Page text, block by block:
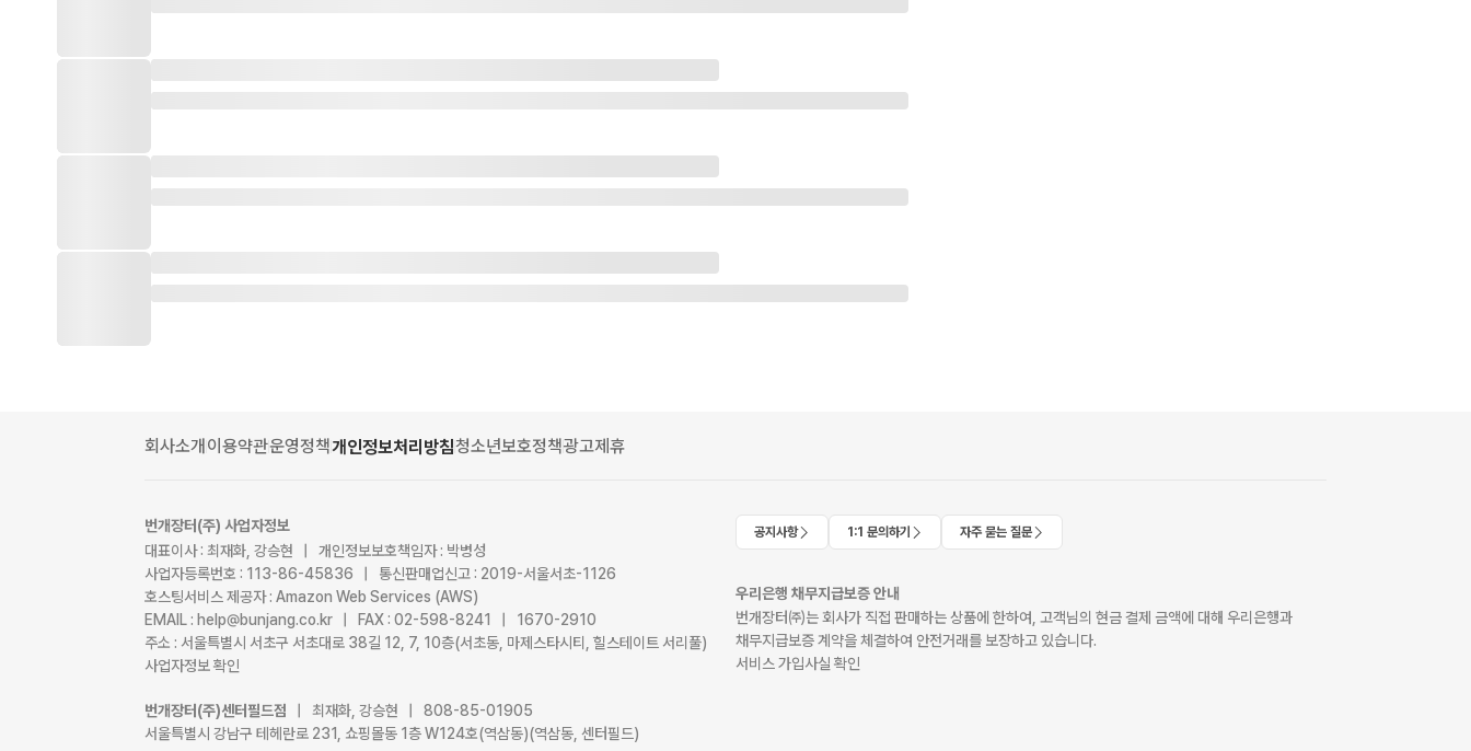
회사소개 이용약관운영정책개인정보처리방침청소년보호정책광고제휴
번개장터(주) 사업자정보
대표이사 : 최재화, 강승현 | 개인정보보호책임자 : 박병성
사업자등록번호 : 113-86-45836 | 통신판매업신고 : 2019-서울서초-1126
호스팅서비스 제공자 : Amazon Web Services (AWS)
EMAIL : help@bunjang.co.kr | FAX : 02-598-8241 | 1670-2910
주소 : 서울특별시 서초구 서초대로 38길 12, 7, 10층(서초동, 마제스타시티, 힐스테이트 서리풀)
사업자정보 확인
번개장터(주)센터필드점
| 최재화, 강승현 | 808-85-01905
서울특별시 강남구 테헤란로 231, 쇼핑몰동 1층 W124호(역삼동)(역삼동, 센터필드)
공지사항 1:1 문의하기 자주 묻는 질문
우리은행 채무지급보증 안내
번개장터㈜는 회사가 직접 판매하는 상품에 한하여, 고객님의 현금 결제 금액에 대해 우리은행과
채무지급보증 계약을 체결하여 안전거래를 보장하고 있습니다.
서비스 가입사실 확인